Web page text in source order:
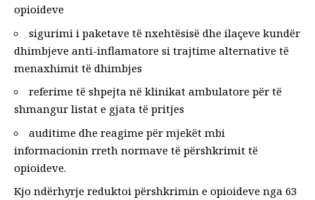
opioideve
sigurimi i paketave të nxehtësisë dhe ilaçeve kundër
dhimbjeve anti-inflamatore si trajtime alternative të
menaxhimit të dhimbjes
referime të shpejta në klinikat ambulatore për të
shmangur listat e gjata të pritjes
auditime dhe reagime për mjekët mbi
informacionin rreth normave të përshkrimit të
opioideve.
Kjo ndërhyrje reduktoi përshkrimin e opioideve nga 63